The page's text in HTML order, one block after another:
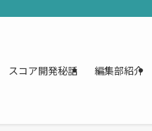
スコア開発秘話 編集部紹介